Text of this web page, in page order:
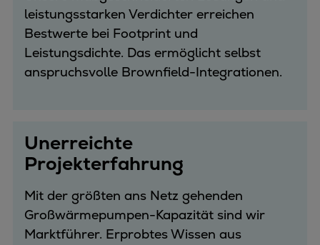
leistungsstarken Verdichter erreichen
Bestwerte bei Footprint und
Leistungsdichte. Das ermöglicht selbst
anspruchsvolle Brownfield-Integrationen.
Unerreichte
Projekterfahrung
Mit der größten ans Netz gehenden
Großwärmepumpen-Kapazität sind wir
Marktführer. Erprobtes Wissen aus